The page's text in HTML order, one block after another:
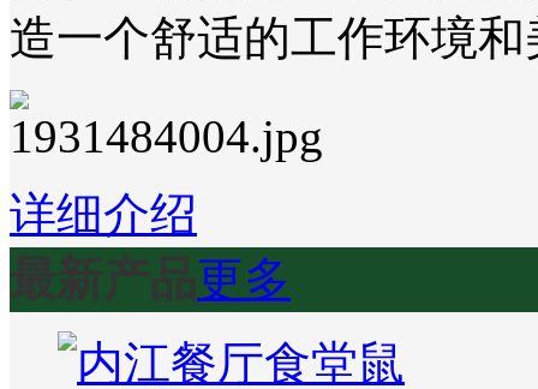
造一个舒适的工作环境
详细介绍
最新产品更多